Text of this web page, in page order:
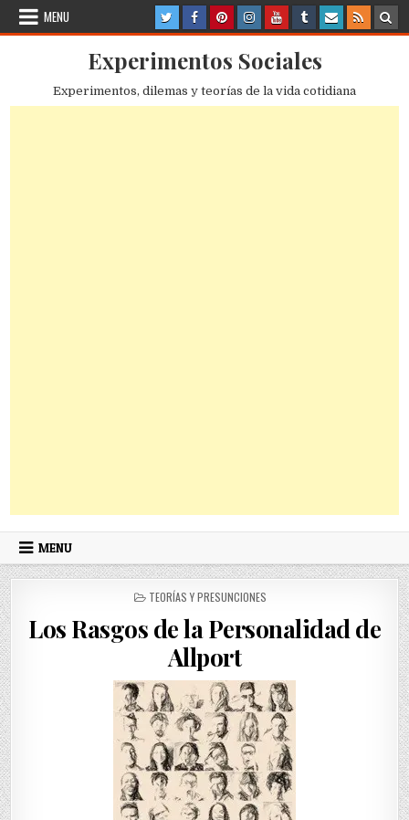
Skip
MENU
Experimentos Sociales
Experimentos, dilemas y teorías de la vida cotidiana
MENU
POSTED
TEORÍAS Y PRESUNCIONES
Los Rasgos de la Personalidad de
Allport